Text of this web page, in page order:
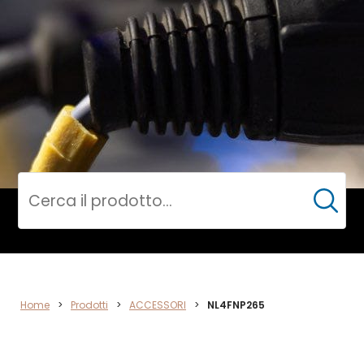
ACCESSORI
Cerca
Home > Prodotti > ACCESSORI > NL4FNP265